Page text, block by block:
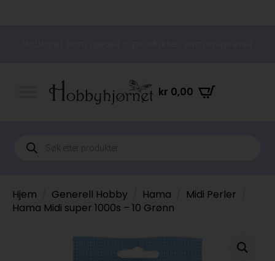
kr 0,00
Products
search
Hjem Generell Hobby Hama
Midi Perler
Hama Midi super 1000s – 10 Grønn